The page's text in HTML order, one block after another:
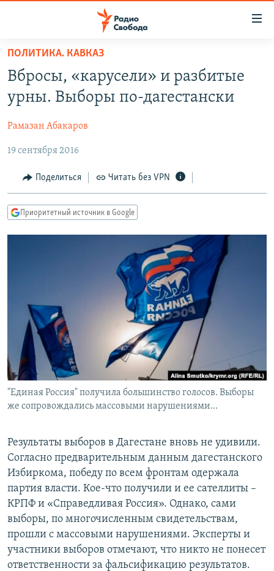
упрощенного
доступа
основному
Вернутся
главной
навигации
Вернутся
ПРОГРАММЫ
ПОДКАСТЫ
АВТОРСКИЕ ПРОЕКТЫ
ЦИТАТЫ СВОБОДЫ
МНЕНИЯ
КУЛЬТУРА
IDEL.РЕАЛИИ
КАВКАЗ.РЕАЛИИ
РАСПИСАНИЕ ВЕЩАНИЯ
ПОДПИШИТЕСЬ НА РАССЫЛКУ
СОЦИАЛЬНЫЕ СЕТИ
ПОЛИТИКА. КАВКАЗ
Вбросы, «карусели» и разбитые
урны. Выборы по-дагестански
Рамазан Абакаров
19 сентября 2016
Поделиться Читать без VPN
Приоритетный источник в Google
"Единая Россия" получила большинство голосов. Выборы
же сопровождались массовыми нарушениями...
Результаты выборов в Дагестане вновь не удивили.
Согласно предварительным данным дагестанского
Избиркома, победу по всем фронтам одержала
партия власти. Кое-что получили и ее сателлиты –
КРПФ и «Справедливая Россия». Однако, сами
выборы, по многочисленным свидетельствам,
прошли с массовыми нарушениями. Эксперты и
участники выборов отмечают, что никто не понесет
ответственности за фальсификацию результатов.